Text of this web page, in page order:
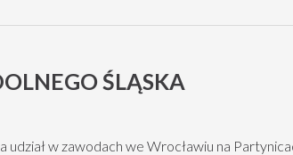
ŚLĄSKA
w zawodach we Wrocławiu na